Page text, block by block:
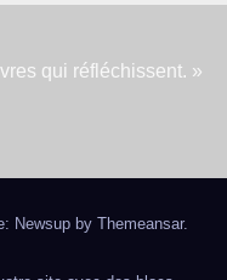
qui réfléchissent. »
Newsup by Themeansar.